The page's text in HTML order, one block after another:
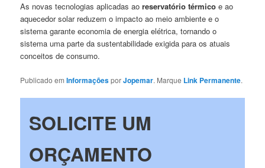
As novas tecnologias aplicadas aoreservatório térmico e ao
aquecedor solar reduzem o impacto ao meio ambiente e o
sistema garante economia de energia elétrica, tornando o
sistema uma parte da sustentabilidade exigida para os atuais
conceitos de consumo.
Publicado emInformaçõesporJopemar. Marque Link Permanente.
SOLICITE UM
ORÇAMENTO